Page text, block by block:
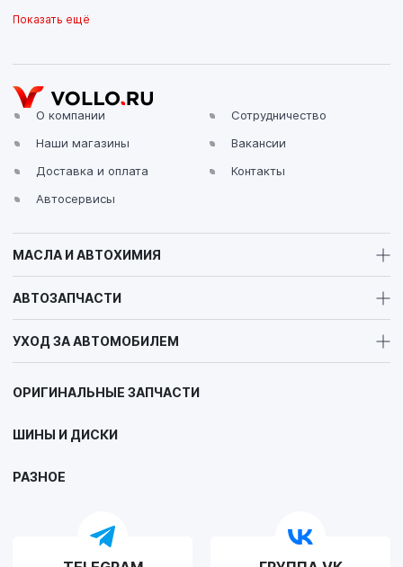
Показать ещё
О компании
Наши магазины
Доставка и оплата
Автосервисы
Сотрудничество
Вакансии
Контакты
МАСЛА И АВТОХИМИЯ
АВТОЗАПЧАСТИ
УХОД ЗА АВТОМОБИЛЕМ
ОРИГИНАЛЬНЫЕ ЗАПЧАСТИ
ШИНЫ И ДИСКИ
РАЗНОЕ